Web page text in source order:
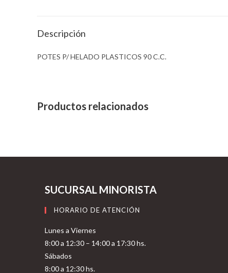
Descripción
POTES P/ HELADO PLASTICOS 90 C.C.
Productos relacionados
SUCURSAL MINORISTA
HORARIO DE ATENCIÓN
Lunes a Viernes
8:00 a 12:30 – 14:00 a 17:30 hs.
Sábados
8:00 a 12:30 hs.